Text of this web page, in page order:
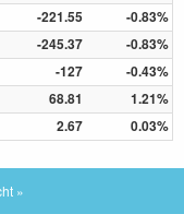
-221.55
-0.83%
-245.37
-0.83%
-127
-0.43%
68.81
1.21%
2.67 0.03%
»